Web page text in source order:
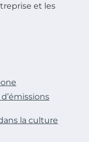
et les
la culture